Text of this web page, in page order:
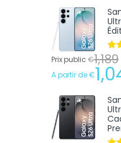
Note
sur
Prix public €1,189
A partir de €